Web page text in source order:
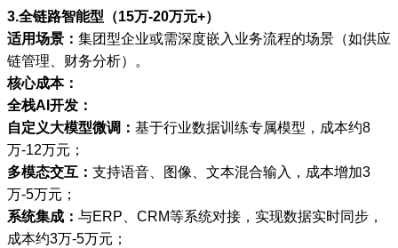
3.全链路智能型（15万-20万元+）
适用场景： 集团型企业或需深度嵌入业务流程的场景（如供应
链管理、财务分析）。
核心成本：
全栈AI开发：
自定义大模型微调： 基于行业数据训练专属模型，成本约8
万-12万元；
多模态交互： 支持语音、图像、文本混合输入，成本增加3
万-5万元；
系统集成： 与ERP、CRM等系统对接，实现数据实时同步，
成本约3万-5万元；